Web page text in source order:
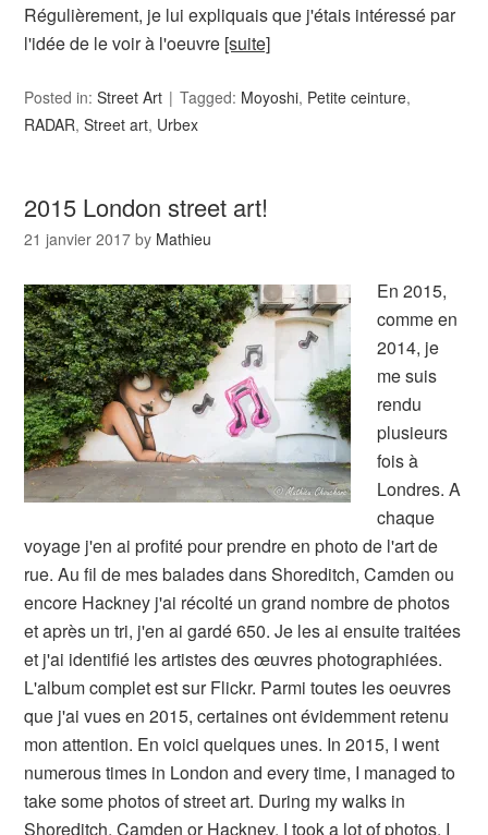
Régulièrement, je lui expliquais que j'étais intéressé par
l'idée de le voir à l'oeuvre [suite]
Posted in:Street Art Tagged: Moyoshi, Petite ceinture,
RADAR,Street art, Urbex
2015 London street art!
21 janvier 2017 by Mathieu
En 2015,
comme en
2014, je
me suis
rendu
plusieurs
fois à
Londres. A
chaque
voyage j'en ai profité pour prendre en photo de l'art de
rue. Au fil de mes balades dans Shoreditch, Camden ou
encore Hackney j'ai récolté un grand nombre de photos
et après un tri, j'en ai gardé 650. Je les ai ensuite traitées
et j'ai identifié les artistes des œuvres photographiées.
L'album complet est sur Flickr. Parmi toutes les oeuvres
que j'ai vues en 2015, certaines ont évidemment retenu
mon attention. En voici quelques unes. In 2015, I went
numerous times in London and every time, I managed to
take some photos of street art. During my walks in
Shoreditch, Camden or Hackney, I took a lot of photos. I